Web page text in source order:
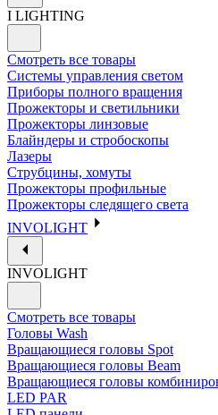
I LIGHTING
Смотреть все товары
Системы управления светом
Приборы полного вращения
Прожекторы и светильники
Прожекторы линзовые
Блайндеры и стробоскопы
Лазеры
Струбцины, хомуты
Прожекторы профильные
Прожекторы следящего света
INVOLIGHT
INVOLIGHT
Смотреть все товары
Головы Wash
Вращающиеся головы Spot
Вращающиеся головы Beam
Вращающиеся головы
LED PAR